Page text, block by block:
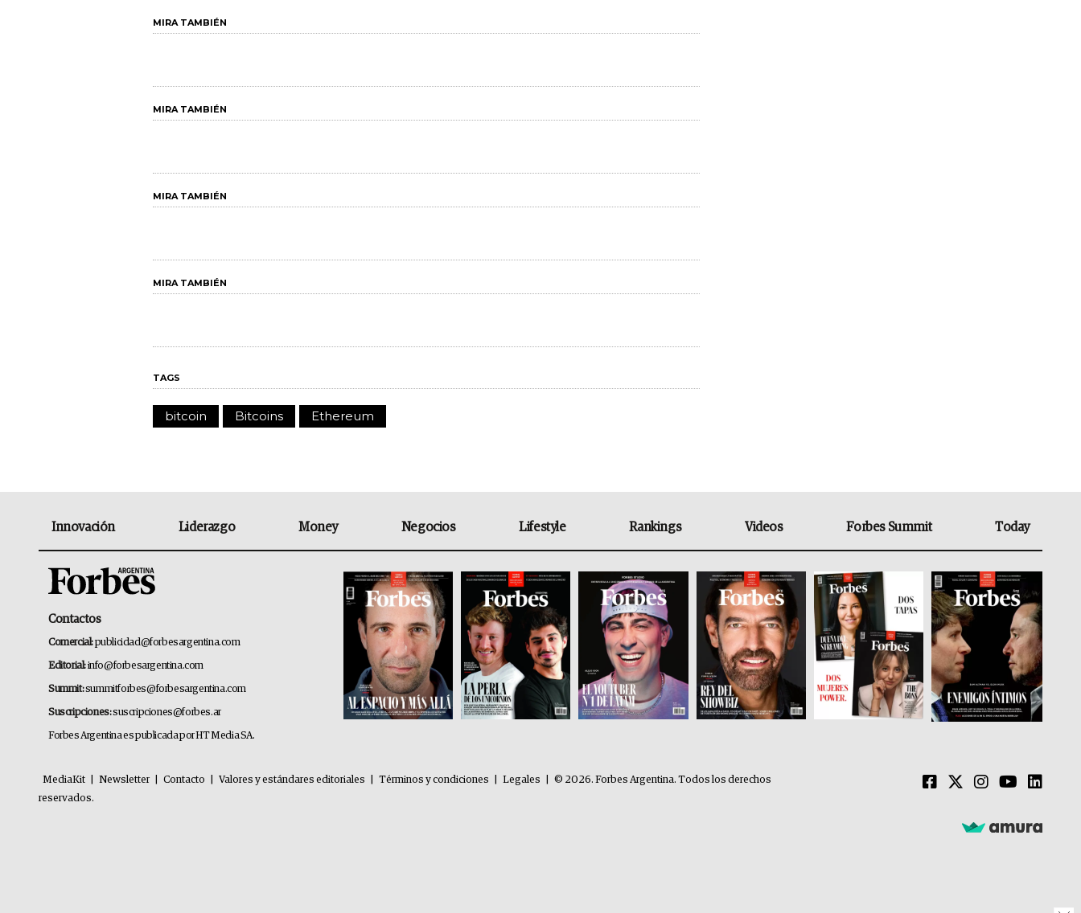
MIRA TAMBIÉN
MIRA TAMBIÉN
MIRA TAMBIÉN
MIRA TAMBIÉN
TAGS
bitcoin Bitcoins Ethereum
Innovación Liderazgo Money Negocios Lifestyle Rankings Videos Forbes Summit Today
Contactos
Comercial:publicidad@forbesargentina.com
Editorial:info@forbesargentina.com
Summit:summitforbes@forbesargentina.com
Suscripciones:suscripciones@forbes.ar
Forbes Argentina es publicada por HT Media SA.
MediaKit Newsletter Contacto Valores y estándares editoriales Términos y condiciones Legales
© 2026. Forbes Argentina. Todos los derechos
reservados.